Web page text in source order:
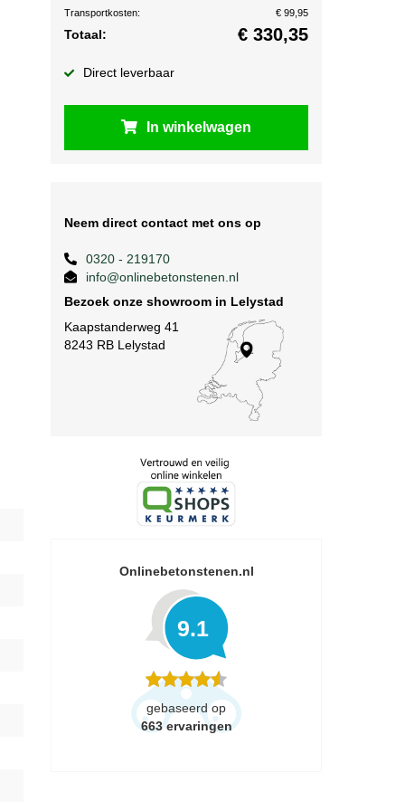
Transportkosten: € 99,95
Totaal: € 330,35
Direct leverbaar
In winkelwagen
Neem direct contact met ons op
0320 - 219170
info@onlinebetonstenen.nl
Bezoek onze showroom in Lelystad
Kaapstanderweg 41
8243 RB Lelystad
Onlinebetonstenen.nl
9.1
gebaseerd op
663 ervaringen